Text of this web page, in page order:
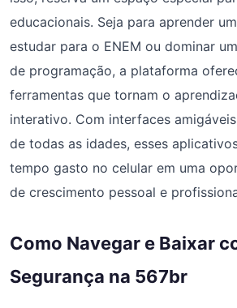
educacionais. Seja para aprender
estudar para o ENEM ou dominar
de programação, a plataforma
ferramentas que tornam o
interativo. Com interfaces
de todas as idades, esses
tempo gasto no celular em uma
de crescimento pessoal e
Como Navegar e Baixar
Segurança na 567br